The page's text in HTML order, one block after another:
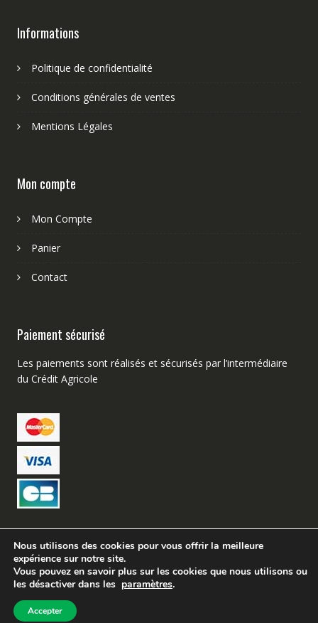
Informations
Politique de confidentialité
Conditions générales de ventes
Mentions Légales
Mon compte
Mon Compte
Panier
Contact
Paiement sécurisé
Les paiements sont réalisés et sécurisés par l’intermédiaire
du Crédit Agricole
Création de site web Avignon – Buzz Micro
Nous utilisons des cookies pour vous offrir la meilleure
expérience sur notre site.
Vous pouvez en savoir plus sur les cookies que nous utilisons ou
les désactiver dans les paramètres.
Accepter